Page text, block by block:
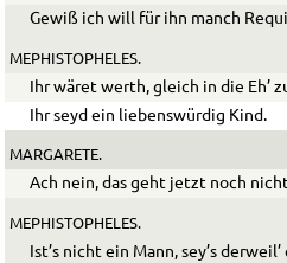
Gewiß ich will für ihn manch
MEPHISTOPHELES.
Ihr wäret werth, gleich in die Eh’
Ihr seyd ein liebenswürdig Kind.
MARGARETE.
Ach nein, das geht jetzt noch
MEPHISTOPHELES.
Ist’s nicht ein Mann, sey’s derweil’